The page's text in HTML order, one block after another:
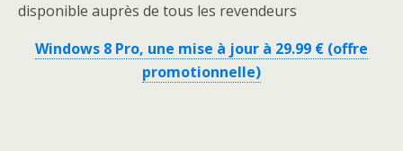
disponible auprès de tous les revendeurs
Windows 8 Pro, une mise à jour à 29.99 € (offre
promotionnelle)